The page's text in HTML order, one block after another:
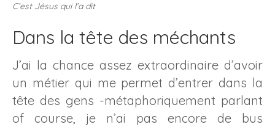
C’est Jésus qui l’a dit
Dans la tête des méchants
J’ai la chance assez extraordinaire d’avoir
un métier qui me permet d’entrer dans la
tête des gens -métaphoriquement parlant
of course, je n’ai pas encore de bus